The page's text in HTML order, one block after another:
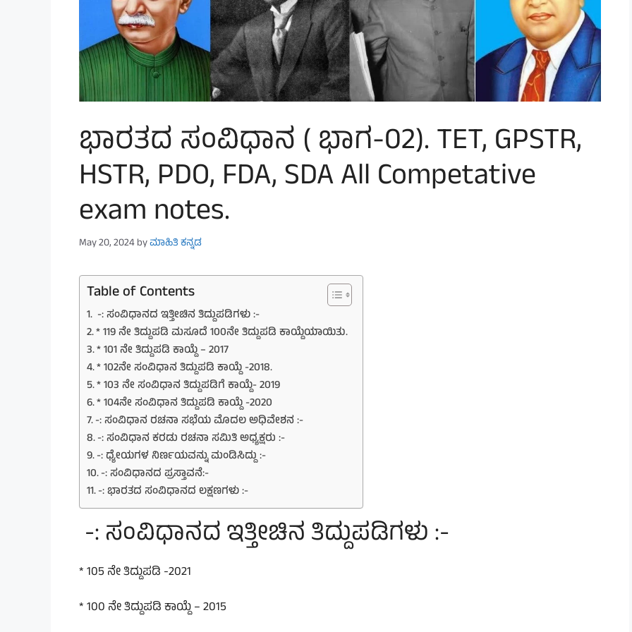
ಭಾರತದ ಸಂವಿಧಾನ ( ಭಾಗ-02). TET, GPSTR,
HSTR, PDO, FDA, SDA All Competative
exam notes.
May 20, 2024byಮಾಹಿತಿ ಕನ್ನಡ
Table of Contents
-: ಸಂವಿಧಾನದ ಇತ್ತೀಚಿನ ತಿದ್ದುಪಡಿಗಳು :-
* 119 ನೇ ತಿದ್ದುಪಡಿ ಮಸೂದೆ 100ನೇ ತಿದ್ದುಪಡಿ ಕಾಯ್ದೆಯಾಯಿತು.
* 101 ನೇ ತಿದ್ದುಪಡಿ ಕಾಯ್ದೆ – 2017
* 102ನೇ ಸಂವಿಧಾನ ತಿದ್ದುಪಡಿ ಕಾಯ್ದೆ -2018.
* 103 ನೇ ಸಂವಿಧಾನ ತಿದ್ದುಪಡಿಗೆ ಕಾಯ್ದೆ- 2019
* 104ನೇ ಸಂವಿಧಾನ ತಿದ್ದುಪಡಿ ಕಾಯ್ದೆ -2020
-: ಸಂವಿಧಾನ ರಚನಾ ಸಭೆಯ ಮೊದಲ ಅಧಿವೇಶನ :-
-: ಸಂವಿಧಾನ ಕರಡು ರಚನಾ ಸಮಿತಿ ಅಧ್ಯಕ್ಷರು :-
-: ಧ್ಯೇಯಗಳ ನಿರ್ಣಯವನ್ನು ಮಂಡಿಸಿದ್ದು :-
-: ಸಂವಿಧಾನದ ಪ್ರಸ್ತಾವನೆ:-
-: ಭಾರತದ ಸಂವಿಧಾನದ ಲಕ್ಷಣಗಳು :-
-: ಸಂವಿಧಾನದ ಇತ್ತೀಚಿನ ತಿದ್ದುಪಡಿಗಳು :-
* 105 ನೇ ತಿದ್ದುಪಡಿ -2021
* 100 ನೇ ತಿದ್ದುಪಡಿ ಕಾಯ್ದೆ – 2015